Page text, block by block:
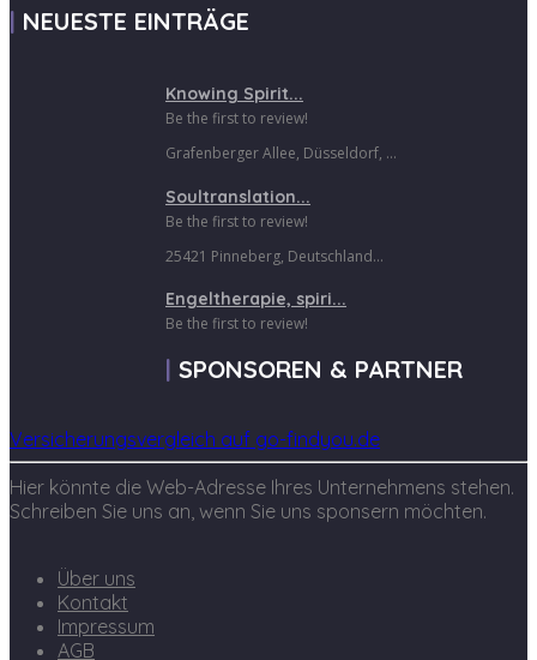
NEUESTE EINTRÄGE
Knowing Spirit...
Be the first to review!
Grafenberger Allee, Düsseldorf, ...
Soultranslation...
Be the first to review!
25421 Pinneberg, Deutschland...
Engeltherapie, spiri...
Be the first to review!
SPONSOREN & PARTNER
Versicherungsvergleich auf go-findyou.de
Hier könnte die Web-Adresse Ihres Unternehmens stehen.
Schreiben Sie uns an, wenn Sie uns sponsern möchten.
Über uns
Kontakt
Impressum
AGB